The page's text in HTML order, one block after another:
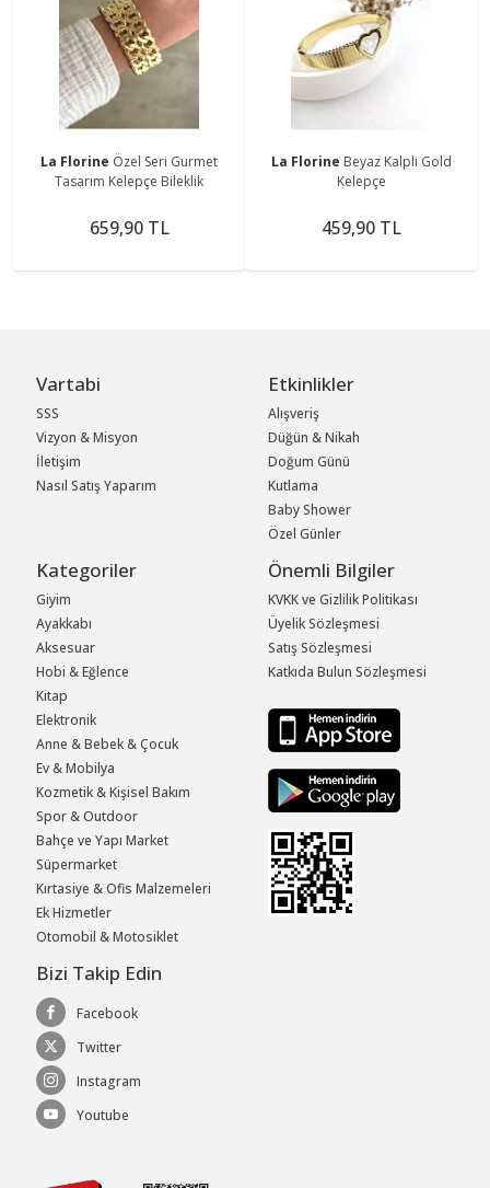
La Florine Özel Seri Gurmet
Tasarım Kelepçe Bileklik
659,90 TL
La Florine Beyaz Kalpli Gold
Kelepçe
459,90 TL
Vartabi
SSS
Vizyon & Misyon
İletişim
Nasıl Satış Yaparım
Etkinlikler
Alışveriş
Düğün & Nikah
Doğum Günü
Kutlama
Baby Shower
Özel Günler
Kategoriler
Giyim
Ayakkabı
Aksesuar
Hobi & Eğlence
Kitap
Elektronik
Anne & Bebek & Çocuk
Ev & Mobilya
Kozmetik & Kişisel Bakım
Spor & Outdoor
Bahçe ve Yapı Market
Süpermarket
Kırtasiye & Ofis Malzemeleri
Ek Hizmetler
Otomobil & Motosiklet
Önemli Bilgiler
KVKK ve Gizlilik Politikası
Üyelik Sözleşmesi
Satış Sözleşmesi
Katkıda Bulun Sözleşmesi
Bizi Takip Edin
Facebook
Twitter
Instagram
Youtube